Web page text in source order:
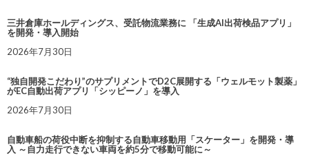
三井倉庫ホールディングス、受託物流業務に 「生成AI出荷検品アプリ」
を開発・導入開始
2026年7月30日
“独自開発こだわり”のサプリメントでD2C展開する「ウェルモット製薬」
がEC自動出荷アプリ「シッピーノ」を導入
2026年7月30日
自動車船の荷役中断を抑制する自動車移動用「スケーター」を開発・導
入 ～自力走行できない車両を約5分で移動可能に～